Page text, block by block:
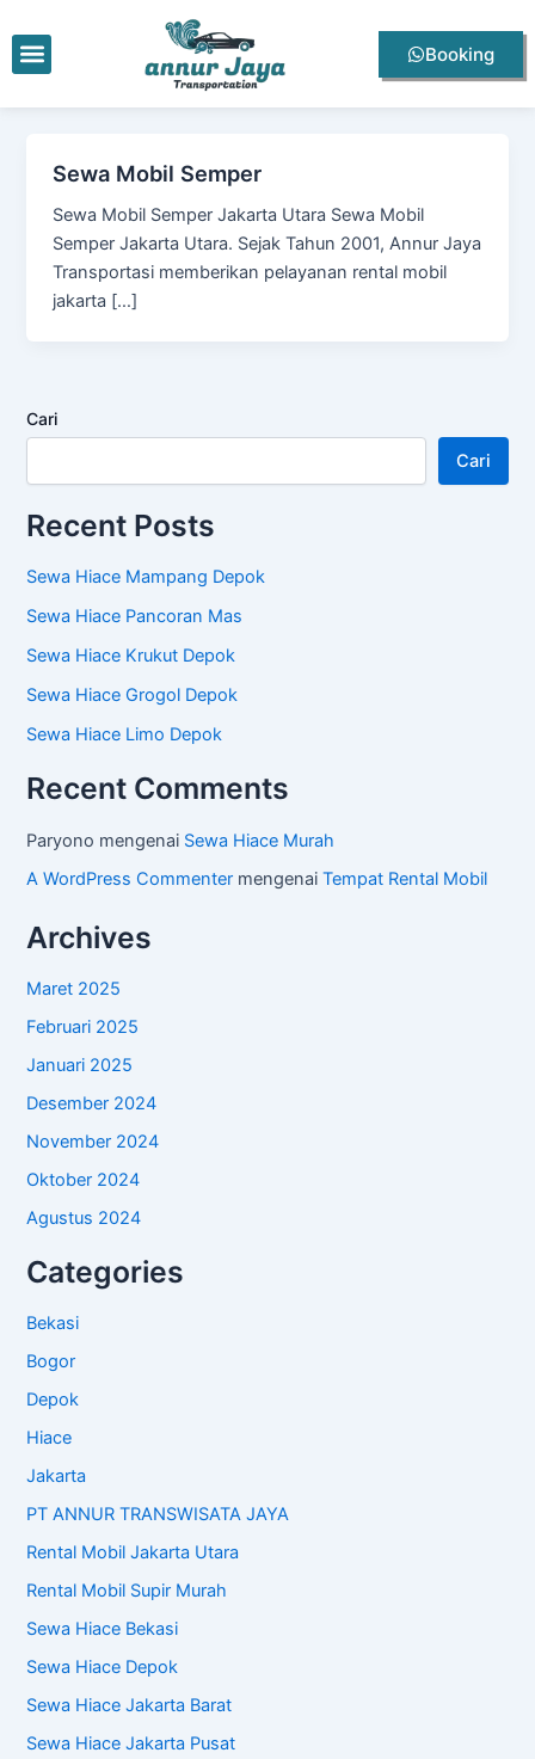
ke
konten
Menu Booking
Sewa Mobil Semper
Sewa Mobil Semper Jakarta Utara Sewa Mobil
Semper Jakarta Utara. Sejak Tahun 2001, Annur Jaya
Transportasi memberikan pelayanan rental mobil
jakarta […]
Cari
Cari
Recent Posts
Sewa Hiace Mampang Depok
Sewa Hiace Pancoran Mas
Sewa Hiace Krukut Depok
Sewa Hiace Grogol Depok
Sewa Hiace Limo Depok
Recent Comments
Paryono mengenai Sewa Hiace Murah
A WordPress Commenter mengenaiTempat Rental Mobil
Archives
Maret 2025
Februari 2025
Januari 2025
Desember 2024
November 2024
Oktober 2024
Agustus 2024
Categories
Bekasi
Bogor
Depok
Hiace
Jakarta
PT ANNUR TRANSWISATA JAYA
Rental Mobil Jakarta Utara
Rental Mobil Supir Murah
Sewa Hiace Bekasi
Sewa Hiace Depok
Sewa Hiace Jakarta Barat
Sewa Hiace Jakarta Pusat